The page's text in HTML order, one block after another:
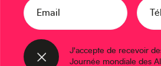
Email
J'accepte de recevoir
Journée mondiale des